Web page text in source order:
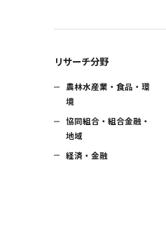
リサーチ分野
農林水産業・食品・環
境
協同組合・組合金融・
地域
経済・金融